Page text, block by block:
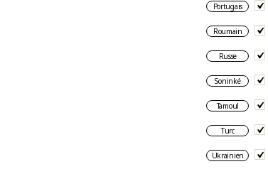
Portugais
Roumain
Russe
Soninké
Tamoul
Turc
Ukrainien